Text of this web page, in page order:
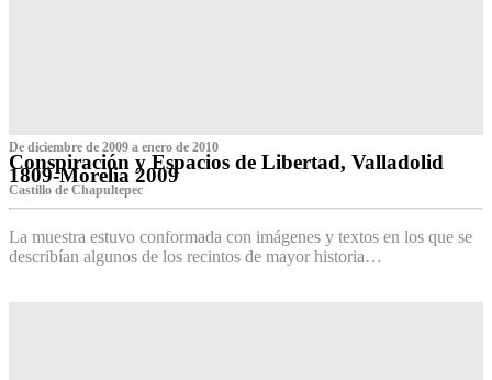
De diciembre de 2009 a enero de 2010
Conspiración y Espacios de Libertad, Valladolid
1809-Morelia 2009
Castillo de Chapultepec
La muestra estuvo conformada con imágenes y textos en los que se
describían algunos de los recintos de mayor historia…